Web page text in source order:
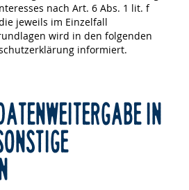
nach Art. 6 Abs. 1 lit. f
jeweils im Einzelfall
wird in den folgenden
informiert.
IN